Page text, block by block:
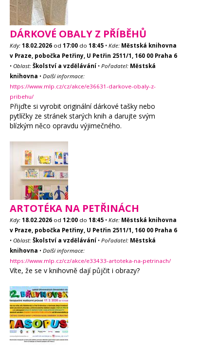
DÁRKOVÉ OBALY Z PŘÍBĚHŮ
Kdy: 18.02.2026 od 17:00 do 18:45 • Kde: Městská knihovna
v Praze, pobočka Petřiny, U Petřin 2511/1, 160 00 Praha 6
• Oblast: Školství a vzdělávání • Pořadatel: Městská
knihovna • Další informace:
https://www.mlp.cz/cz/akce/e36631-darkove-obaly-z-
pribehu/
Přijďte si vyrobit originální dárkové tašky nebo
pytlíčky ze stránek starých knih a darujte svým
blízkým něco opravdu výjimečného.
ARTOTÉKA NA PETŘINÁCH
Kdy: 18.02.2026 od 12:00 do 18:45 • Kde: Městská knihovna
v Praze, pobočka Petřiny, U Petřin 2511/1, 160 00 Praha 6
• Oblast: Školství a vzdělávání • Pořadatel: Městská
knihovna • Další informace:
https://www.mlp.cz/cz/akce/e33433-artoteka-na-petrinach/
Víte, že se v knihovně dají půjčit i obrazy?